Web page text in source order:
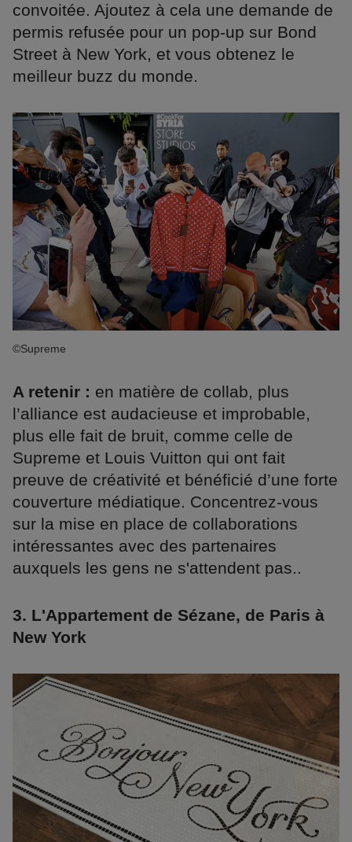
convoitée. Ajoutez à cela une demande de
permis refusée pour un pop-up sur Bond
Street à New York, et vous obtenez le
meilleur buzz du monde.
©Supreme
A retenir : en matière de collab, plus
l’alliance est audacieuse et improbable,
plus elle fait de bruit, comme celle de
Supreme et Louis Vuitton qui ont fait
preuve de créativité et bénéficié d’une forte
couverture médiatique. Concentrez-vous
sur la mise en place de collaborations
intéressantes avec des partenaires
auxquels les gens ne s'attendent pas..
3. L'Appartement de Sézane, de Paris à
New York